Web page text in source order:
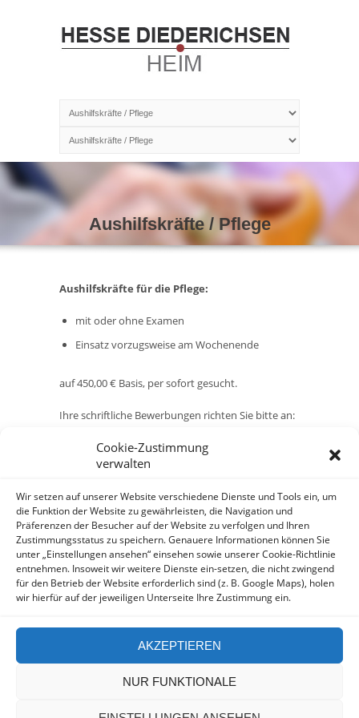
Cookie-Zustimmung
verwalten
Wir setzen auf unserer Website verschiedene Dienste und Tools ein, um
die Funktion der Website zu gewährleisten, die Navigation und
Präferenzen der Besucher auf der Website zu verfolgen und Ihren
Zustimmungsstatus zu speichern. Genauere Informationen können Sie
unter „Einstellungen ansehen“ einsehen sowie unserer Cookie-Richtlinie
entnehmen. Insoweit wir weitere Dienste ein-setzen, die nicht zwingend
für den Betrieb der Website erforderlich sind (z. B. Google Maps), holen
wir hierfür auf der jeweiligen Unterseite Ihre Zustimmung ein.
AKZEPTIEREN
NUR FUNKTIONALE
Aushilfskräfte / Pflege
Aushilfskräfte für die Pflege:
mit oder ohne Examen
Einsatz vorzugsweise am Wochenende
auf 450,00 € Basis, per sofort gesucht.
Ihre schriftliche Bewerbungen richten Sie bitte an:
Hesse-Diederichsen-Heim
Lämmersieth 75
oder per Mail an:info@hesse-diederichsen-
heim.de